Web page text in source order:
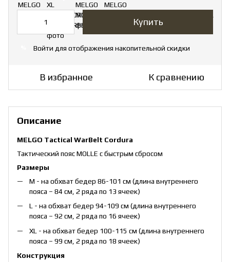
Купить
Войти для отображения накопительной скидки
В избранное К сравнению
Описание
MELGO Tactical WarBelt Cordura
Тактический пояс MOLLE с быстрым сбросом
Размеры
М - на обхват бедер 86-101 см (длина внутреннего
пояса – 84 см, 2 ряда по 13 ячеек)
L - на обхват бедер 94-109 см (длина внутреннего
пояса – 92 см, 2 ряда по 16 ячеек)
XL - на обхват бедер 100-115 см (длина внутреннего
пояса – 99 см, 2 ряда по 18 ячеек)
Конструкция